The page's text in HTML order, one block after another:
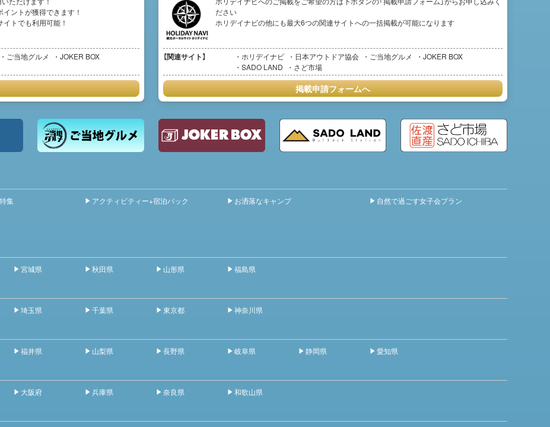
ントが獲得できます！
トでも利用可能！
ご当地グルメ
JOKER BOX
ださい
ホリデイナビの他にも最大6つの関連サイトへの一括掲載が可能になります
【関連サイト】 ホリデイナビ 日本アウトドア協会 ご当地グルメ
JOKER BOX
SADO LAND
さど市場
掲載申請フォームへ
集 アクティビティー+宿泊パック お洒落なキャンプ
自然で過ごす女子会プラン
宮城県 秋田県 山形県 福島県
埼玉県 千葉県 東京都 神奈川県
福井県 山梨県 長野県 岐阜県 静岡県 愛知県
大阪府 兵庫県 奈良県 和歌山県